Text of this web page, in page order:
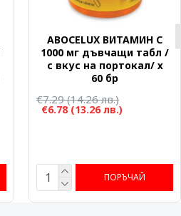
ABOCELUX ВИТАМИН C
1000 мг дъвчащи табл /
с вкус на портокал/ х
60 бр
€6.78(13.26 лв.)
€7.29(14.26 лв.)
ПОРЪЧАЙ